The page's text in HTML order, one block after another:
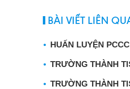
BÀI VIẾT LIÊN
HUẤN LUYỆN
TRƯỜNG THÀNH
TRƯỜNG THÀNH